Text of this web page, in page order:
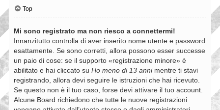
Top
Mi sono registrato ma non riesco a connettermi!
Innanzitutto controlla di aver inserito nome utente e password
esattamente. Se sono corretti, allora possono esser successe
un paio di cose: se il supporto «registrazione minore» è
abilitato e hai cliccato su Ho meno di 13 annimentre ti stavi
registrando, allora devi seguire le istruzioni che hai ricevuto.
Se questo non è il tuo caso, forse devi attivare il tuo account.
Alcune Board richiedono che tutte le nuove registrazioni